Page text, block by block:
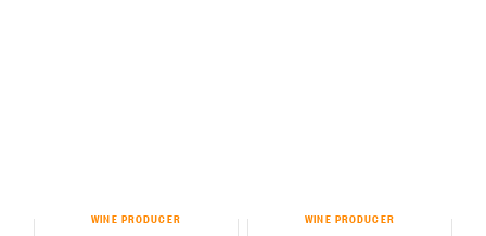
WINE PRODUCER WINE PRODUCER